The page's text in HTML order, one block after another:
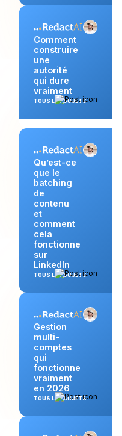
Comment
construire
une
autorité
qui dure
vraiment
TOUS LES SUJETS
Qu’est-ce
que le
batching
de
contenu
et
comment
cela
fonctionne
sur
LinkedIn
TOUS LES SUJETS
Gestion
multi-
comptes
qui
fonctionne
vraiment
en 2026
TOUS LES SUJETS